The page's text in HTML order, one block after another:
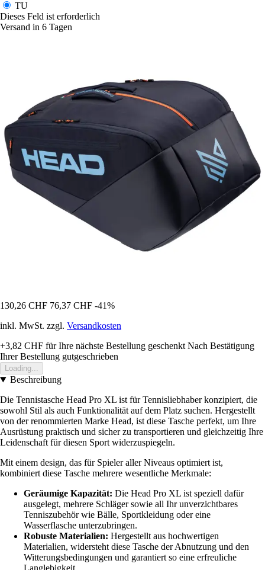
TU
Dieses Feld ist erforderlich
Versand in 6 Tagen
130,26 CHF 76,37 CHF -41%
inkl. MwSt. zzgl. Versandkosten
+3,82 CHF für Ihre nächste Bestellung geschenkt Nach Bestätigung
Ihrer Bestellung gutgeschrieben
Loading...
Beschreibung
Die Tennistasche Head Pro XL ist für Tennisliebhaber konzipiert, die
sowohl Stil als auch Funktionalität auf dem Platz suchen. Hergestellt
von der renommierten Marke Head, ist diese Tasche perfekt, um Ihre
Ausrüstung praktisch und sicher zu transportieren und gleichzeitig Ihre
Leidenschaft für diesen Sport widerzuspiegeln.
Mit einem design, das für Spieler aller Niveaus optimiert ist,
kombiniert diese Tasche mehrere wesentliche Merkmale:
Geräumige Kapazität: Die Head Pro XL ist speziell dafür
ausgelegt, mehrere Schläger sowie all Ihr unverzichtbares
Tenniszubehör wie Bälle, Sportkleidung oder eine
Wasserflasche unterzubringen.
Robuste Materialien: Hergestellt aus hochwertigen
Materialien, widersteht diese Tasche der Abnutzung und den
Witterungsbedingungen und garantiert so eine erfreuliche